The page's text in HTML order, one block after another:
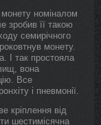
номіналом
зробив її такою
семирічного
монету.
І так простояла
вона
Все
і пневмонії.
кріплення від
шестимісячна